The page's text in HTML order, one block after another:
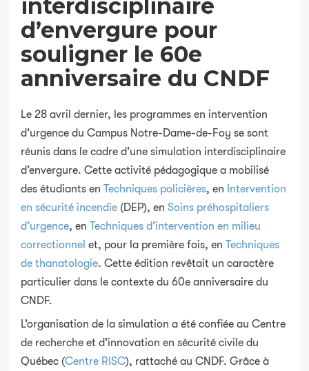
interdisciplinaire
d’envergure pour
souligner le 60e
anniversaire du CNDF
Le 28 avril dernier, les programmes en intervention
d’urgence du Campus Notre-Dame-de-Foy se sont
réunis dans le cadre d’une simulation interdisciplinaire
d’envergure. Cette activité pédagogique a mobilisé
des étudiants enTechniques policières, en Intervention
en sécurité incendie (DEP), enSoins préhospitaliers
d’urgence, enTechniques d’intervention en milieu
correctionnel et, pour la première fois, enTechniques
de thanatologie. Cette édition revêtait un caractère
particulier dans le contexte du 60e anniversaire du
CNDF.
L’organisation de la simulation a été confiée au Centre
de recherche et d’innovation en sécurité civile du
Québec (Centre RISC), rattaché au CNDF. Grâce à